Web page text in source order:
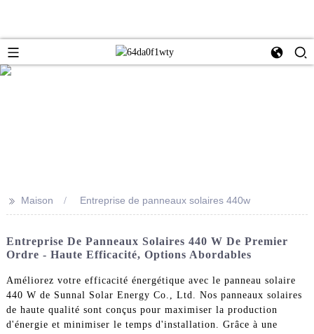
>> Maison Entreprise de panneaux solaires 440w
Entreprise De Panneaux Solaires 440 W De Premier
Ordre - Haute Efficacité, Options Abordables
Améliorez votre efficacité énergétique avec le panneau solaire
440 W de Sunnal Solar Energy Co., Ltd. Nos panneaux solaires
de haute qualité sont conçus pour maximiser la production
d'énergie et minimiser le temps d'installation. Grâce à une